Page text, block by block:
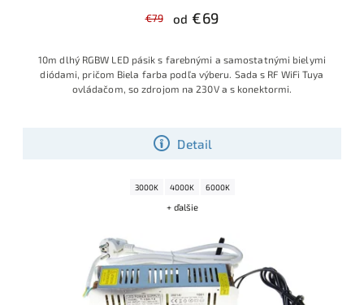
€79 od €69
Detail
10m dlhý RGBW LED pásik s farebnými a samostatnými bielymi
diódami, pričom Biela farba podľa výberu. Sada s RF WiFi Tuya
ovládačom, so zdrojom na 230V a s konektormi.
3000K 4000K 6000K
+ ďalšie